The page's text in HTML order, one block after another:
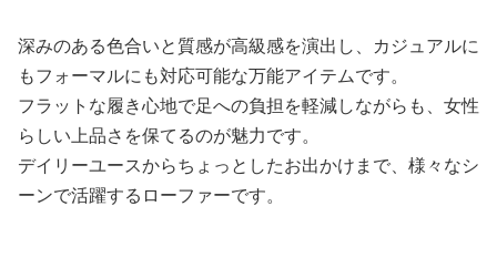
深みのある色合いと質感が高級感を演出し、カジュアルに
もフォーマルにも対応可能な万能アイテムです。
フラットな履き心地で足への負担を軽減しながらも、女性
らしい上品さを保てるのが魅力です。
デイリーユースからちょっとしたお出かけまで、様々なシ
ーンで活躍するローファーです。